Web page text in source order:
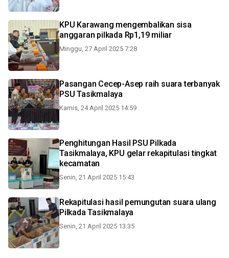
KPU Karawang mengembalikan sisa
anggaran pilkada Rp1,19 miliar
Minggu, 27 April 2025 7:28
Pasangan Cecep-Asep raih suara terbanyak
PSU Tasikmalaya
Kamis, 24 April 2025 14:59
Penghitungan Hasil PSU Pilkada
Tasikmalaya, KPU gelar rekapitulasi tingkat
kecamatan
Senin, 21 April 2025 15:43
Rekapitulasi hasil pemungutan suara ulang
Pilkada Tasikmalaya
Senin, 21 April 2025 13:35